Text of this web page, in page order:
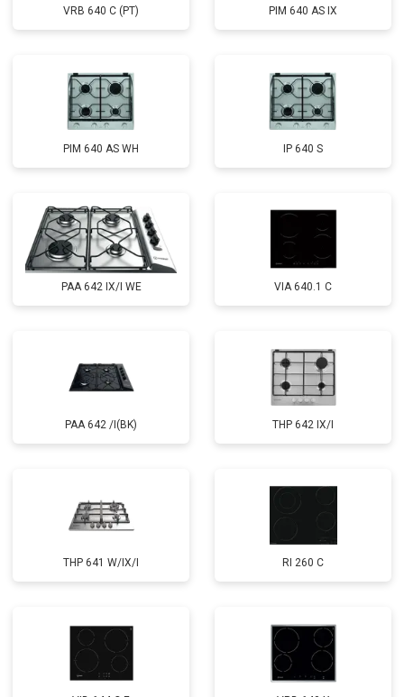
VRB 640 C (PT) PIM 640 AS IX
PIM 640 AS WH IP 640 S
PAA 642 IX/I WE VIA 640.1 C
PAA 642 /I(BK) THP 642 IX/I
THP 641 W/IX/I RI 260 C